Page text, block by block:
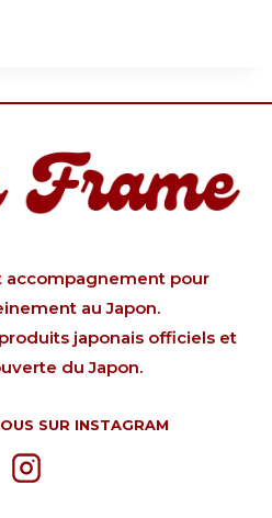
accompagnement pour
au Japon.
japonais officiels et
du Japon.
SUR INSTAGRAM